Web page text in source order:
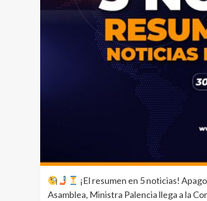
¡El resumen en 5 noticias!
Asamblea, Ministra Palencia llega a la